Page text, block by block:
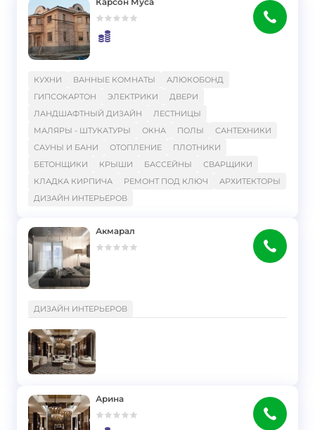
КУХНИ ВАННЫЕ КОМНАТЫ
АЛЮКОБОНД
ГИПСОКАРТОН
ЭЛЕКТРИКИ
ДВЕРИ
ЛАНДШАФТНЫЙ ДИЗАЙН
ЛЕСТНИЦЫ
МАЛЯРЫ - ШТУКАТУРЫ
ОКНА ПОЛЫ
САНТЕХНИКИ
САУНЫ И БАНИ
ОТОПЛЕНИЕ
ПЛОТНИКИ
БЕТОНЩИКИ
КРЫШИ БАССЕЙНЫ
СВАРЩИКИ
КЛАДКА КИРПИЧА
РЕМОНТ ПОД КЛЮЧ
АРХИТЕКТОРЫ
ДИЗАЙН ИНТЕРЬЕРОВ
Акмарал
ДИЗАЙН ИНТЕРЬЕРОВ
Арина